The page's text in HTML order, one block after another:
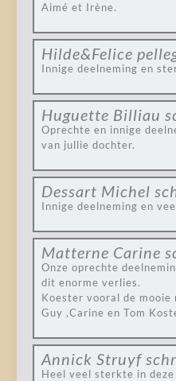
Aimé et Irène.
Hilde&Felice
Innige deelneming en
Huguette Billiau
Oprechte en innige
van jullie dochter.
Dessart Michel
Innige deelneming en
Matterne Carine
Onze oprechte
dit enorme verlies.
Koester vooral de mooie
Guy ,Carine en Tom
Annick Struyf
Heel veel sterkte in